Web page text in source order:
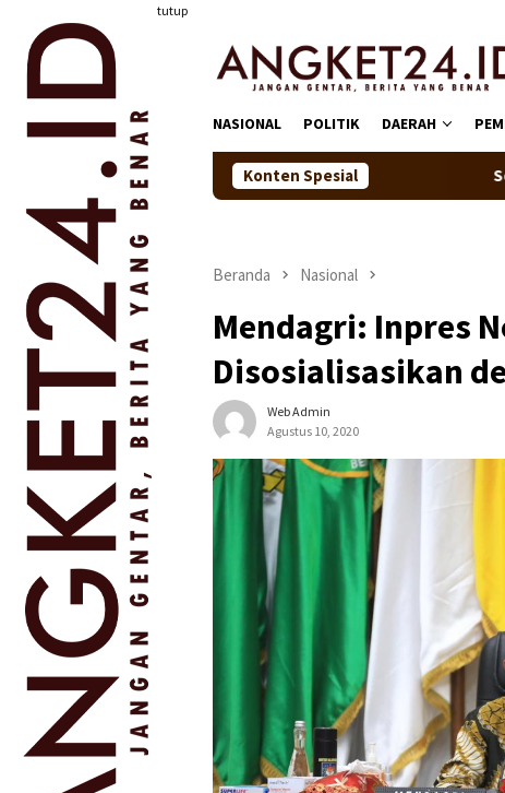
konten
tutup
NASIONAL POLITIK DAERAH
Konten SpesialSemarakkan Jalan
Beranda Nasional
Mendagri: Inpres
Disosialisasikan
Web Admin
Agustus 10, 2020